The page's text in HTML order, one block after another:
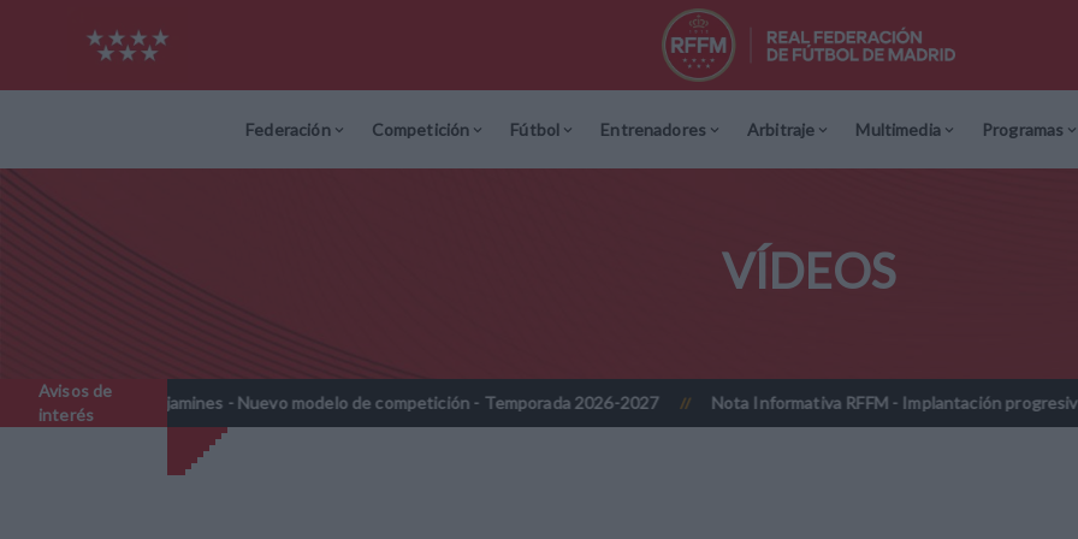
Federación Competición Fútbol Entrenadores Arbitraje Multimedia Programas
VÍDEOS
Avisos de
interés
- Nuevo modelo de competición - Temporada 2026-2027 // Nota Informativa RFFM - Implantación progresiva de la firma